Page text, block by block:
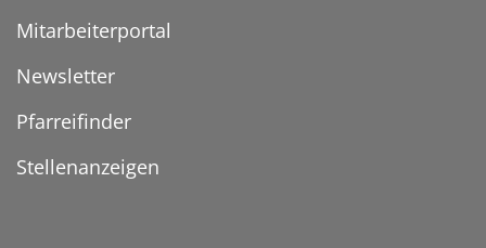
Mitarbeiterportal
Newsletter
Pfarreifinder
Stellenanzeigen